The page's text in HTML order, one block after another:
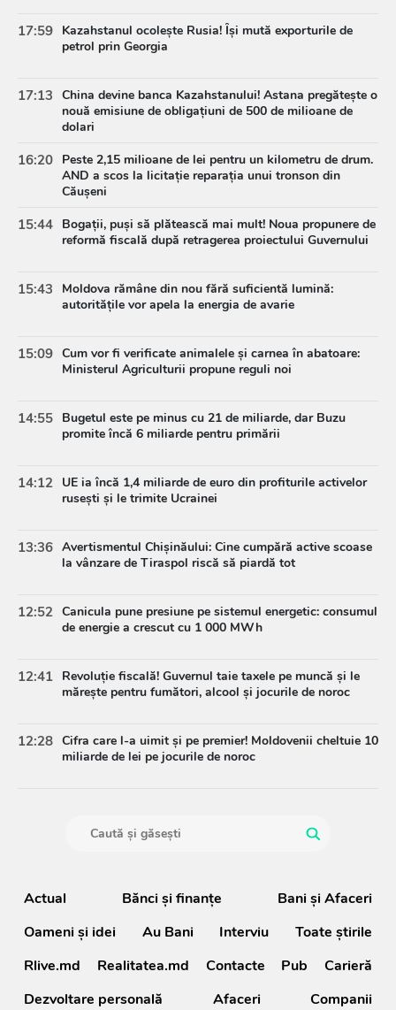
17:59 Kazahstanul ocolește Rusia! Își mută exporturile de
petrol prin Georgia
17:13 China devine banca Kazahstanului! Astana pregătește o
nouă emisiune de obligațiuni de 500 de milioane de
dolari
16:20 Peste 2,15 milioane de lei pentru un kilometru de drum.
AND a scos la licitație reparația unui tronson din
Căușeni
15:44 Bogații, puși să plătească mai mult! Noua propunere de
reformă fiscală după retragerea proiectului Guvernului
15:43
Moldova rămâne din nou fără suficientă lumină:
autoritățile vor apela la energia de avarie
15:09 Cum vor fi verificate animalele și carnea în abatoare:
Ministerul Agriculturii propune reguli noi
14:55 Bugetul este pe minus cu 21 de miliarde, dar Buzu
promite încă 6 miliarde pentru primării
14:12 UE ia încă 1,4 miliarde de euro din profiturile activelor
rusești și le trimite Ucrainei
13:36 Avertismentul Chișinăului: Cine cumpără active scoase
la vânzare de Tiraspol riscă să piardă tot
12:52 Canicula pune presiune pe sistemul energetic: consumul
de energie a crescut cu 1 000 MWh
12:41 Revoluție fiscală! Guvernul taie taxele pe muncă și le
mărește pentru fumători, alcool și jocurile de noroc
12:28 Cifra care l-a uimit și pe premier! Moldovenii cheltuie 10
miliarde de lei pe jocurile de noroc
Actual Bănci şi finanţe
Bani și Afaceri
Oameni şi idei
Au Bani Interviu
Toate știrile
Rlive.md
Realitatea.md Contacte Pub
Carieră
Dezvoltare personală
Afaceri Companii